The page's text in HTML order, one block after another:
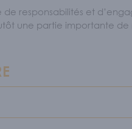
responsabilités et
une partie importante